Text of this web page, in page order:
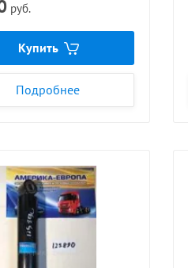
руб.
Купить
Подробнее